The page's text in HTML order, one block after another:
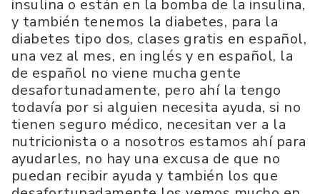
insulina o están en la bomba de la insulina,
y también tenemos la diabetes, para la
diabetes tipo dos, clases gratis en español,
una vez al mes, en inglés y en español, la
de español no viene mucha gente
desafortunadamente, pero ahí la tengo
todavía por si alguien necesita ayuda, si no
tienen seguro médico, necesitan ver a la
nutricionista o a nosotros estamos ahí para
ayudarles, no hay una excusa de que no
puedan recibir ayuda y también los que